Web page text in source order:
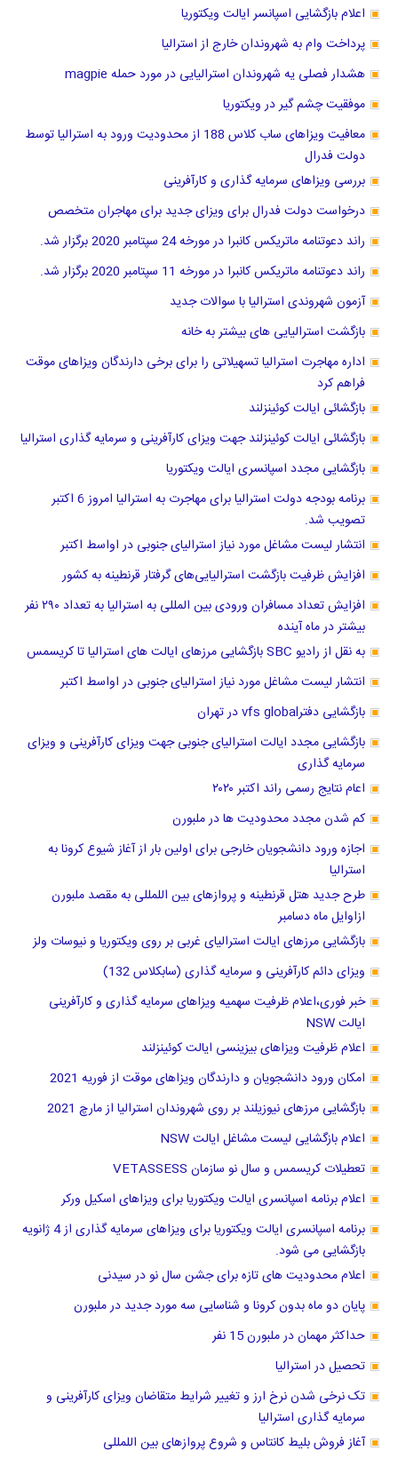
اعلام بازگشایی اسپانسر ایالت ویکتوریا
پرداخت وام به شهروندان خارج از استرالیا
هشدار فصلی یه شهروندان استرالیایی در مورد حمله magpie
موفقیت چشم گیر در ویکتوریا
معافیت ویزاهای ساب کلاس 188 از محدودیت ورود به استرالیا توسط
دولت فدرال
بررسی ویزاهای سرمایه گذاری و کارآفرینی
درخواست دولت فدرال برای ویزای جدید برای مهاجران متخصص
راند دعوتنامه ماتریکس کانبرا در مورخه 24 سپتامبر 2020 برگزار شد.
راند دعوتنامه ماتریکس کانبرا در مورخه 11 سپتامبر 2020 برگزار شد.
آزمون شهروندی استرالیا با سوالات جدید
بازگشت استرالیایی های بیشتر به خانه
اداره مهاجرت استرالیا تسهیلاتی را برای برخی دارندگان ویزاهای موقت
فراهم کرد
بازگشائی ایالت کوئینزلند
بازگشائی ایالت کوئینزلند جهت ویزای کارآفرینی و سرمایه گذاری استرالیا
بازگشایی مجدد اسپانسری ایالت ویکتوریا
برنامه بودجه دولت استرالیا برای مهاجرت به استرالیا امروز 6 اکتبر
تصویب شد.
انتشار لیست مشاغل مورد نیاز استرالیای جنوبی در اواسط اکتبر
افزایش ظرفیت بازگشت استرالیایی‌های گرفتار قرنطینه به کشور
افزایش تعداد مسافران ورودی بین المللی به استرالیا به تعداد ۲۹۰ نفر
بیشتر در ماه آینده
به نقل از رادیو SBC بازگشایی مرزهای ایالت های استرالیا تا کریسمس
انتشار لیست مشاغل مورد نیاز استرالیای جنوبی در اواسط اکتبر
بازگشایی دفترvfs global در تهران
بازگشایی مجدد ایالت استرالیای جنوبی جهت ویزای کارآفرینی و ویزای
سرمایه گذاری
اعام نتایج رسمی راند اکتبر ۲۰۲۰
کم شدن مجدد محدودیت ها در ملبورن
اجازه ورود دانشجویان خارجی برای اولین بار از آغاز شیوع کرونا به
استرالیا
طرح جدید هتل قرنطینه و پروازهای بین اللمللی به مقصد ملبورن
ازاوایل ماه دسامبر
بازگشایی مرزهای ایالت استرالیای غربی بر روی ویکتوریا و نیوسات ولز
ویزای دائم کارآفرینی و سرمایه گذاری (سابکلاس 132)
خبر فوری،اعلام ظرفیت سهمیه ویزاهای سرمایه گذاری و کارآفرینی
ایالت NSW
اعلام ظرفیت ویزاهای بیزینسی ایالت کوئینزلند
امکان ورود دانشجویان و دارندگان ویزاهای موقت از فوریه 2021
بازگشایی مرزهای نیوزیلند بر روی شهروندان استرالیا از مارچ 2021
اعلام بازگشایی لیست مشاغل ایالت NSW
تعطیلات کریسمس و سال نو سازمان VETASSESS
اعلام برنامه اسپانسری ایالت ویکتوریا برای ویزاهای اسکیل ورکر
برنامه اسپانسری ایالت ویکتوریا برای ویزاهای سرمایه گذاری از 4 ژانویه
بازگشایی می شود.
اعلام محدودیت های تازه برای جشن سال نو در سیدنی
پایان دو ماه بدون کرونا و شناسایی سه مورد جدید در ملبورن
حداکثر مهمان در ملبورن 15 نفر
تحصیل در استرالیا
تک نرخی شدن نرخ ارز و تغییر شرایط متقاضان ویزای کارآفرینی و
سرمایه گذاری استرالیا
آغاز فروش بلیط کانتاس و شروع پروازهای بین اللمللی